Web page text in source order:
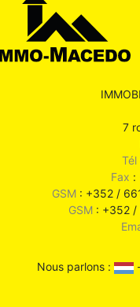
7
Tél
Fax :
GSM: +352 /
GSM: +352 /
Nous parlons :